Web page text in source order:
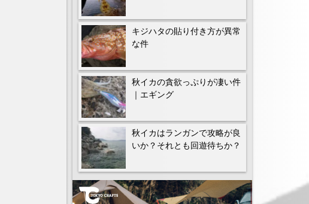
キジハタの貼り付き方が異常
な件
秋イカの貪欲っぷりが凄い件
｜エギング
秋イカはランガンで攻略が良
いか？それとも回遊待ちか？